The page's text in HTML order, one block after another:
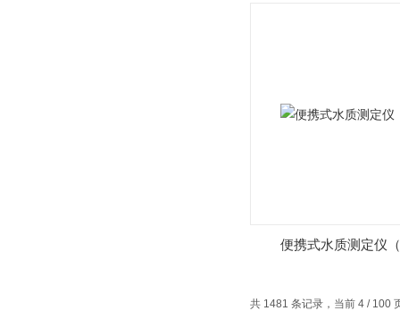
便携式水质测定仪
共 1481 条记录，当前 4 / 100